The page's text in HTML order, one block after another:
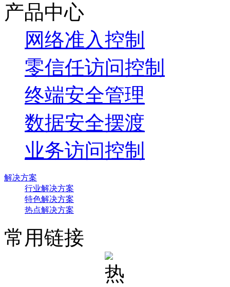
产品中心
网络准入控制
零信任访问控制
终端安全管理
数据安全摆渡
业务访问控制
解决方案
行业解决方案
特色解决方案
热点解决方案
常用链接